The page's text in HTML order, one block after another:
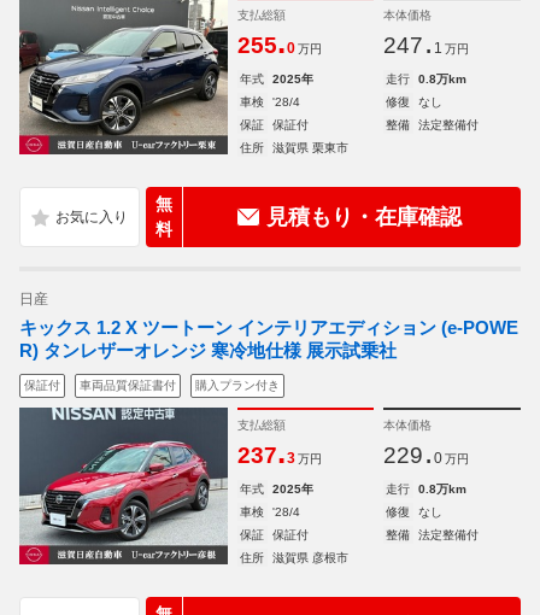
支払総額
255.0 万円
本体価格
247. 1 万円
年式 2025年 走行
0.8万km
車検
'28/4 修復
なし
保証
保証付 整備
法定整備付
住所
滋賀県 栗東市
無
料
見積もり・在庫確認
日産
キックス 1.2 X ツートーン インテリアエディション (e-POWE
R) タンレザーオレンジ 寒冷地仕様 展示試乗社
保証付 車両品質保証書付 購入プラン付き
支払総額
237.3 万円
本体価格
229. 0 万円
年式 2025年 走行
0.8万km
車検
'28/4 修復
なし
保証
保証付 整備
法定整備付
住所
滋賀県 彦根市